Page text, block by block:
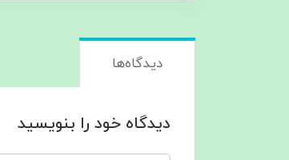
دیدگاه‌ها
دیدگاه خود را بنویسید